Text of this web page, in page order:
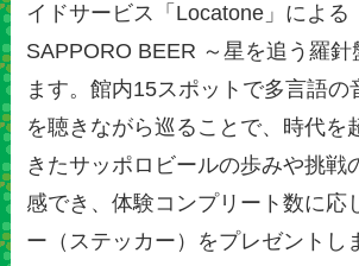
イドサービス「Locatone」による
SAPPORO BEER ～星を追う羅針
ます。館内15スポットで多言語の
を聴きながら巡ることで、時代を
きたサッポロビールの歩みや挑戦
感でき、体験コンプリート数に応
ー（ステッカー）をプレゼントし